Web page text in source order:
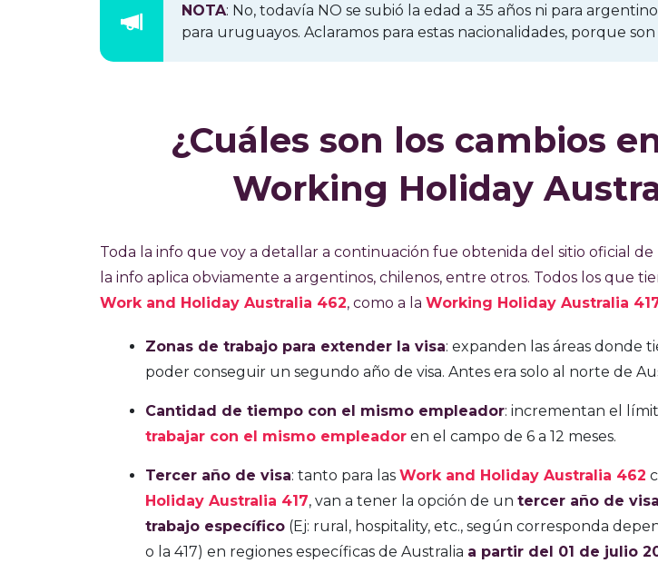
NOTA: No, todavía NO se subió la edad a 35 años ni para
para uruguayos. Aclaramos para estas nacionalidades, porque
¿Cuáles son los cambios
Working Holiday
Toda la info que voy a detallar a continuación fue obtenida del sitio oficial de
la info aplica obviamente a argentinos, chilenos, entre otros. Todos los que
Work and Holiday Australia 462, como a la Working Holiday Australia
Zonas de trabajo para extender la visa: expanden las áreas donde
poder conseguir un segundo año de visa. Antes era solo al norte de
Cantidad de tiempo con el mismo empleador: incrementan el
trabajar con el mismo empleador en el campo de 6 a 12 meses.
Tercer año de visa: tanto para las Work and Holiday Australia 462
Holiday Australia 417, van a tener la opción de un tercer año de visa
trabajo específico (Ej: rural, hospitality, etc., según corresponda
o la 417) en regiones específicas de Australia a partir del 01 de julio